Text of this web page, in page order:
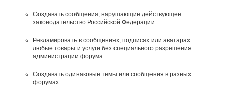
Создавать сообщения, наpyшающие действyющее
законодательство Российской Федерации.
Рекламировать в сообщениях, подписях или аватарах
любые товары и услуги без специального разрешения
администрации форума.
Создавать одинаковые темы или сообщения в разных
форумах.